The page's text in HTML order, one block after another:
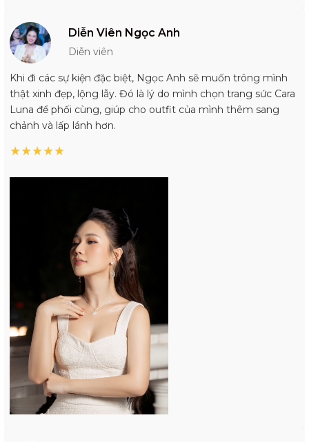
Diễn Viên Ngọc Anh
Diễn viên
Khi đi các sự kiện đặc biệt, Ngọc Anh sẽ muốn trông mình
thật xinh đẹp, lộng lẫy. Đó là lý do mình chọn trang sức Cara
Luna để phối cùng, giúp cho outfit của mình thêm sang
chảnh và lấp lánh hơn.
★★★★★